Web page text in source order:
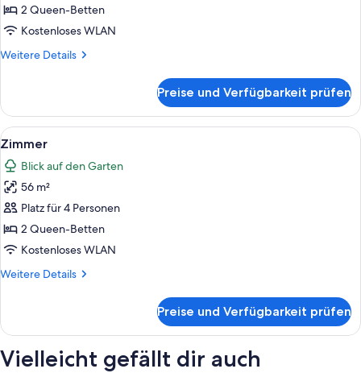
2 Queen-Betten
Kostenloses WLAN
Weitere Details
Weitere
Preise und Verfügbarkeit prüfen
Alle
Fotos
für
Zimmer
anzeigen
Ein Hotelzimmer mit zwei Betten,
3
Zimmer
Blick auf den Garten
56 m²
Platz für 4 Personen
2 Queen-Betten
Kostenloses WLAN
Weitere Details
Weitere
Preise und Verfügbarkeit prüfen
Vielleicht gefällt dir auch